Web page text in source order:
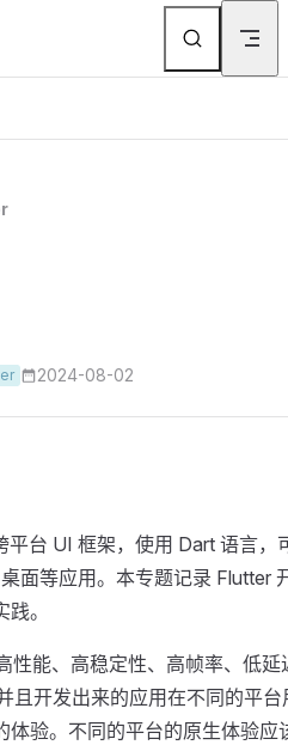
2024-08-02
平台 UI 框架，使用 Dart 语言，
面等应用。本专题记录 Flutter
。
性能、高稳定性、高帧率、低延
且开发出来的应用在不同的平台
体验。不同的平台的原生体验应